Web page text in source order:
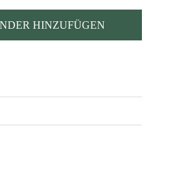
HINZUFÜGEN